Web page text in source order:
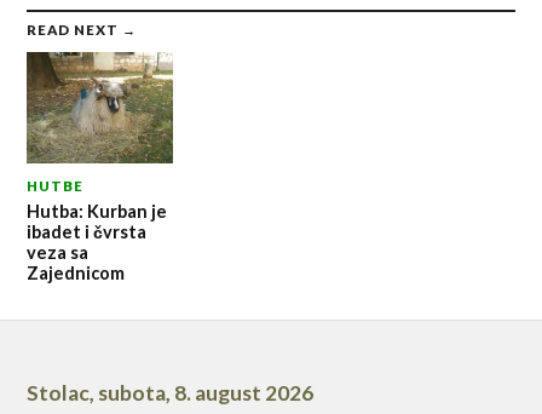
READ NEXT →
HUTBE
Hutba: Kurban je
ibadet i čvrsta
veza sa
Zajednicom
Stolac, subota, 8. august 2026